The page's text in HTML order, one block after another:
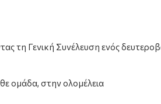
τη Γενική Συνέλευση ενός
ομάδα, στην ολομέλεια